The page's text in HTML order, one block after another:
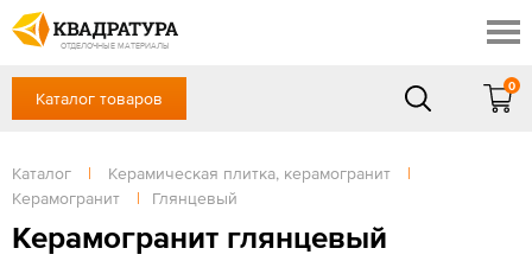
ОТДЕЛОЧНЫЕ МАТЕРИАЛЫ
Скидки
Акции
Готовые решения
Доставка и оплата
Отзывы
+7 (861) 212-10-58
Сб, Вс — выходной
ЗАКАЗАТЬ ЗВОНОК
Вход / Регистрация
Каталог товаров
0
Каталог | Керамическая плитка, керамогранит
|
Керамогранит
| Глянцевый
Керамогранит глянцевый